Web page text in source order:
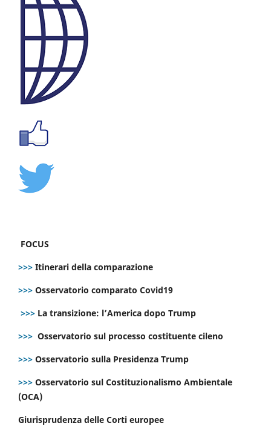
FOCUS
>>> Itinerari della comparazione
>>> Osservatorio comparato Covid19
>>> La transizione: l’America dopo Trump
>>> Osservatorio sul processo costituente cileno
>>> Osservatorio sulla Presidenza Trump
>>> Osservatorio sul Costituzionalismo Ambientale
(OCA)
Giurisprudenza delle Corti europee